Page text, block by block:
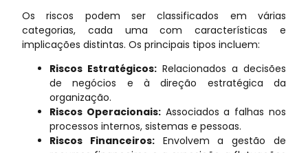
Os riscos podem ser classificados em várias
categorias, cada uma com características e
implicações distintas. Os principais tipos incluem:
Riscos Estratégicos: Relacionados a decisões
de negócios e à direção estratégica da
organização.
Riscos Operacionais:Associados a falhas nos
processos internos, sistemas e pessoas.
Riscos Financeiros:Envolvem a gestão de